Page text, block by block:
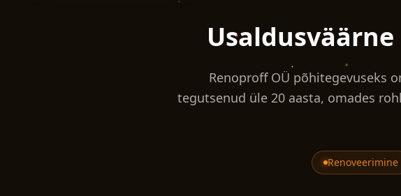
Renoproff OÜ põhitegevuseks
tegutsenud üle 20 aasta, omades
Renoveerimine